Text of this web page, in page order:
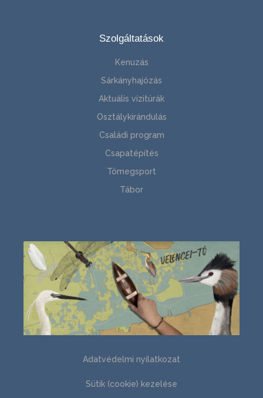
Szolgáltatások
Kenuzás
Sárkányhajózás
Aktuális vízitúrák
Osztálykirándulás
Családi program
Csapatépítés
Tömegsport
Tábor
Adatvédelmi nyilatkozat
Sütik (cookie) kezelése